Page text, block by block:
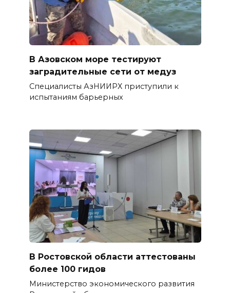
В Азовском море тестируют
заградительные сети от медуз
Специалисты АзНИИРХ приступили к
испытаниям барьерных
В Ростовской области аттестованы
более 100 гидов
Министерство экономического развития